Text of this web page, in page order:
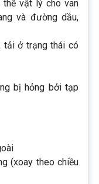
thế vật lý cho van
và đường dầu,
tải ở trạng thái có
bị hỏng bởi tạp
(xoay theo chiều